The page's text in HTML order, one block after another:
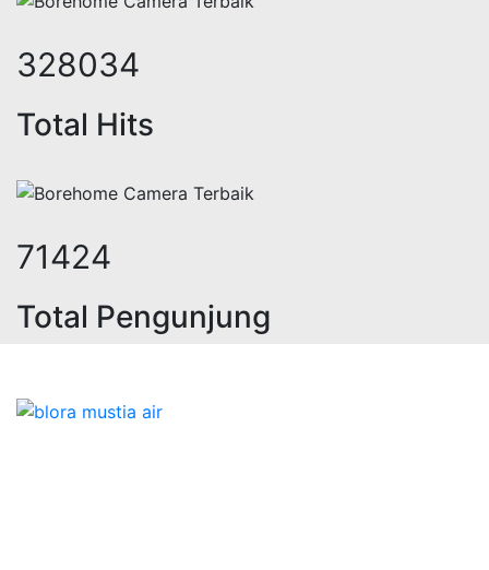
406137
Total Hits
88430
Total Pengunjung